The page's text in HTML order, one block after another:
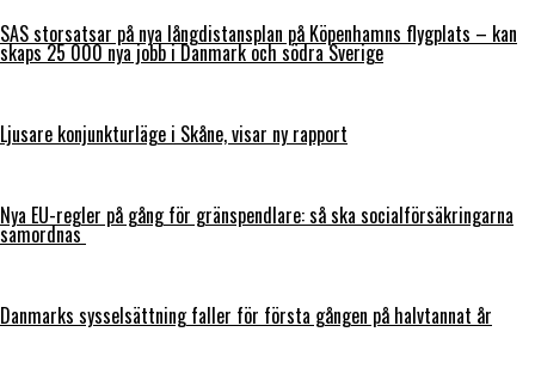
SAS storsatsar på nya långdistansplan på Köpenhamns flygplats – kan
skaps 25 000 nya jobb i Danmark och södra Sverige
Ljusare konjunkturläge i Skåne, visar ny rapport
Nya EU-regler på gång för gränspendlare: så ska socialförsäkringarna
samordnas
Danmarks sysselsättning faller för första gången på halvtannat år